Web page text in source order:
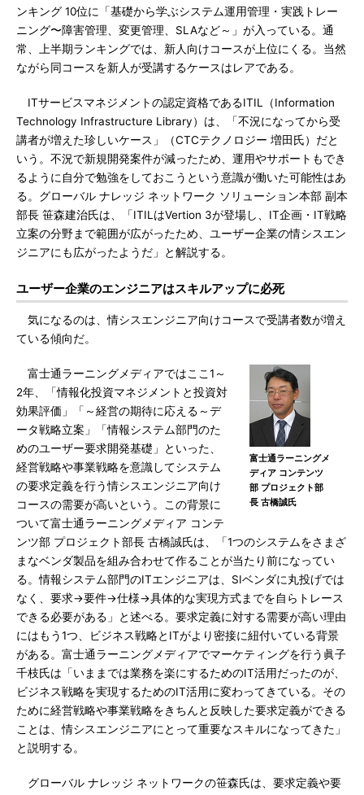
ンキング 10位に「基礎から学ぶシステム運用管理・実践トレー
ニング〜障害管理、変更管理、SLAなど～」が入っている。通
常、上半期ランキングでは、新人向けコースが上位にくる。当然
ながら同コースを新人が受講するケースはレアである。
ITサービスマネジメントの認定資格であるITIL（Information
Technology Infrastructure Library）は、「不況になってから受
講者が増えた珍しいケース」（CTCテクノロジー 増田氏）だと
いう。不況で新規開発案件が減ったため、運用やサポートもでき
るように自分で勉強をしておこうという意識が働いた可能性はあ
る。グローバル ナレッジ ネットワーク ソリューション本部 副本
部長 笹森建治氏は、「ITILはVertion 3が登場し、IT企画・IT戦略
立案の分野まで範囲が広がったため、ユーザー企業の情シスエン
ジニアにも広がったようだ」と解説する。
ユーザー企業のエンジニアはスキルアップに必死
気になるのは、情シスエンジニア向けコースで受講者数が増え
ている傾向だ。
富士通ラーニングメ
ディア コンテンツ
部 プロジェクト部
長 古橋誠氏
富士通ラーニングメディアではここ1～
2年、「情報化投資マネジメントと投資対
効果評価」「～経営の期待に応える～デ
ータ戦略立案」「情報システム部門のた
めのユーザー要求開発基礎」といった、
経営戦略や事業戦略を意識してシステム
の要求定義を行う情シスエンジニア向け
コースの需要が高いという。この背景に
ついて富士通ラーニングメディア コンテ
ンツ部 プロジェクト部長 古橋誠氏は、「1つのシステムをさまざ
まなベンダ製品を組み合わせて作ることが当たり前になってい
る。情報システム部門のITエンジニアは、SIベンダに丸投げでは
なく、要求→要件→仕様→具体的な実現方式までを自らトレース
できる必要がある」と述べる。要求定義に対する需要が高い理由
にはもう1つ、ビジネス戦略とITがより密接に紐付いている背景
がある。富士通ラーニングメディアでマーケティングを行う眞子
千枝氏は「いままでは業務を楽にするためのIT活用だったのが、
ビジネス戦略を実現するためのIT活用に変わってきている。その
ために経営戦略や事業戦略をきちんと反映した要求定義ができる
ことは、情シスエンジニアにとって重要なスキルになってきた」
と説明する。
グローバル ナレッジ ネットワークの笹森氏は、要求定義や要